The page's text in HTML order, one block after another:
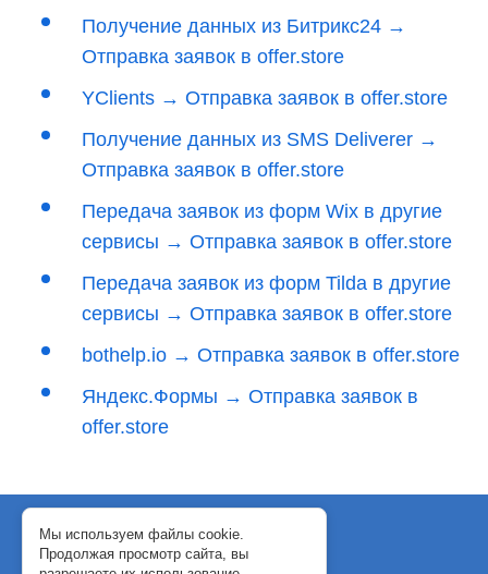
Получение данных из Битрикс24 →
Отправка заявок в offer.store
YClients → Отправка заявок в offer.store
Получение данных из SMS Deliverer →
Отправка заявок в offer.store
Передача заявок из форм Wix в другие
сервисы → Отправка заявок в offer.store
Передача заявок из форм Tilda в другие
сервисы → Отправка заявок в offer.store
bothelp.io → Отправка заявок в offer.store
Яндекс.Формы → Отправка заявок в
offer.store
© 2018-2024 WebJack
Политика конфиденциальности
Мы используем файлы cookie.
Продолжая просмотр сайта, вы